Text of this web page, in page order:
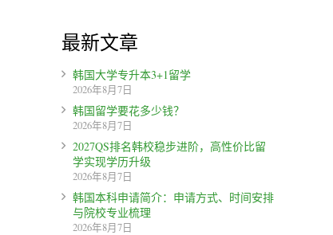
最新文章
韩国大学专升本3+1留学
2026年8月7日
韩国留学要花多少钱？
2026年8月7日
2027QS排名韩校稳步进阶，高性价比留
学实现学历升级
2026年8月7日
韩国本科申请简介：申请方式、时间安排
与院校专业梳理
2026年8月7日